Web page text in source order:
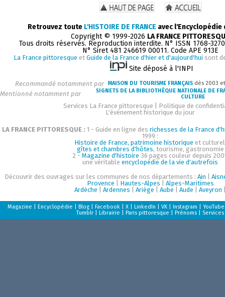
Retrouvez toute L'HISTOIRE DE FRANCE avec
Copyright © 1999-2026 LA FRANCE
Tous droits réservés. Reproduction interdite. N° ISSN 1768-
N° Siret 481 246619 00011. Code APE 913E
La France pittoresque et Guide de la France d'hier et d'aujourd'hui sont
Site déposé à l'INPI
Recommandé notamment par MAISON DU TOURISME FRANÇAIS dès 2003
Mentionné notamment par
SIGNETS DE LA BIBLIOTHÈQUE NATIONALE DE
CULTURE
Services La France pittoresque
Politique de
L'événement historique du jour
LA FRANCE PITTORESQUE : 1 - Guide en ligne des richesses de la France
1999 :
Histoire de France, patrimoine historique et
gîtes et chambres d'hôtes, tourisme, gastronomie
2 - Magazine d'histoire 36 pages couleur depuis
une véritableencyclopédie de la vie d'autrefois
Découvrir des ouvrages sur les communes de nos départements :Ain |
Provence
Hautes-Alpes
Alpes-Maritimes
Ardèche |Ardennes |Ariège |Aube |Aude |Aveyron
Magazine |Encyclopédie |Blog |Facebook |X |LinkedIn |VK |Instagram |YouTube
Tumblr |Librairie |Paris pittoresque |Prénoms Services